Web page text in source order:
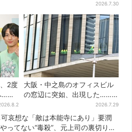
2026.7.30
2度
…ほ
ー
大阪・中之島のオフィスビル
の窓辺に突如、出現した……
巨大インコ「何かいる」「朝
からビビった」、その正体と
は？
2026.7.29
哀想な「敵は本能寺にあり」要潤
ってない“毒殺”、元上司の裏切り